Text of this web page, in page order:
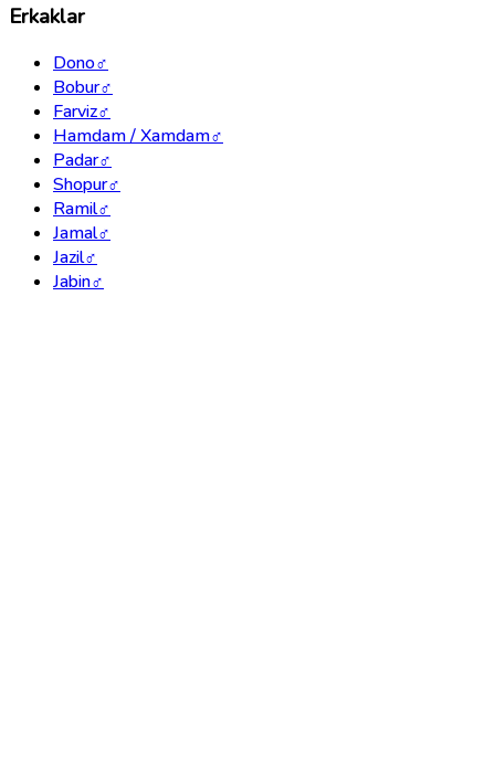
Erkaklar
Dono♂
Bobur♂
Farviz♂
Hamdam / Xamdam♂
Padar♂
Shopur♂
Ramil♂
Jamal♂
Jazil♂
Jabin♂